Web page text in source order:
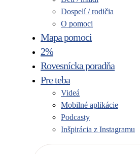
Dospelí / rodičia
O pomoci
Mapa pomoci
2%
Rovesnícka poradňa
Pre teba
Videá
Mobilné aplikácie
Podcasty
Inšpirácia z Instagramu